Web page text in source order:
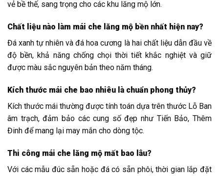
vẻ bề thế, sang trọng cho các khu lăng mộ lớn.
Chất liệu nào làm mái che lăng mộ bền nhất hiện nay?
Đá xanh tự nhiên và đá hoa cương là hai chất liệu dẫn đầu về
độ bền, khả năng chống chọi thời tiết khắc nghiệt và giữ
được màu sắc nguyên bản theo năm tháng.
Kích thước mái che bao nhiêu là chuẩn phong thủy?
Kích thước mái thường được tính toán dựa trên thước Lỗ Ban
âm trạch, đảm bảo các cung số đẹp như Tiến Bảo, Thêm
Đinh để mang lại may mắn cho dòng tộc.
Thi công mái che lăng mộ mất bao lâu?
Với các mẫu đúc sẵn hoặc đá có sẵn phôi, thời gian lắp đặt